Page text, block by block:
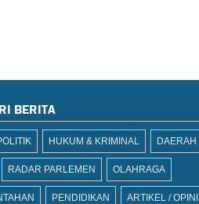
BERITA
HUKUM & KRIMINAL DAERAH
RADAR PARLEMEN OLAHRAGA
PENDIDIKAN ARTIKEL / OPINI